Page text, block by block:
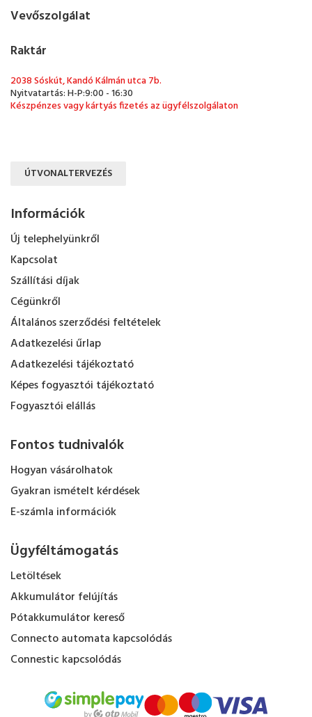
Vevőszolgálat
Raktár
2038 Sóskút, Kandó Kálmán utca 7b.
Nyitvatartás: H-P:9:00 - 16:30
Készpénzes vagy kártyás fizetés az ügyfélszolgálaton
ÚTVONALTERVEZÉS
Információk
Új telephelyünkről
Kapcsolat
Szállítási díjak
Cégünkről
Általános szerződési feltételek
Adatkezelési űrlap
Adatkezelési tájékoztató
Képes fogyasztói tájékoztató
Fogyasztói elállás
Fontos tudnivalók
Hogyan vásárolhatok
Gyakran ismételt kérdések
E-számla információk
Ügyféltámogatás
Letöltések
Akkumulátor felújítás
Pótakkumulátor kereső
Connecto automata kapcsolódás
Connestic kapcsolódás